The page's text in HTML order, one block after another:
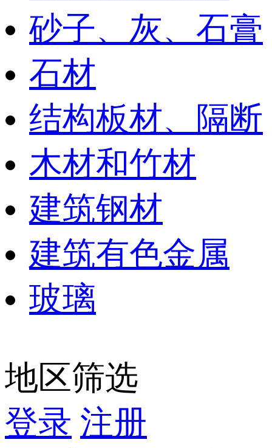
砂子、灰、石膏
石材
结构板材、隔断
木材和竹材
建筑钢材
建筑有色金属
玻璃
地区筛选
登录 注册